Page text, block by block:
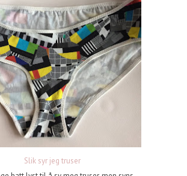
Slik syr jeg truser